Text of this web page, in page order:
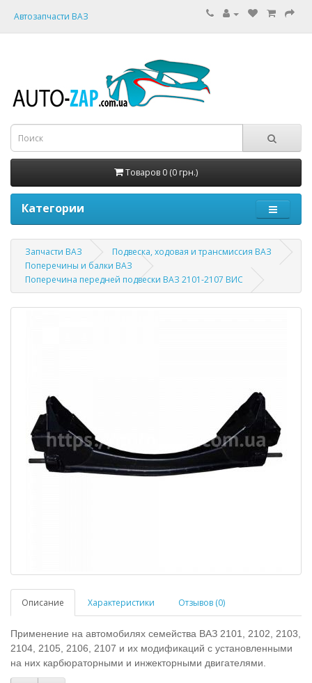
Автозапчасти ВАЗ
Товаров 0 (0 грн.)
Категории
Запчасти ВАЗ
Подвеска, ходовая и трансмиссия ВАЗ
Поперечины и балки ВАЗ
Поперечина передней подвески ВАЗ 2101-2107 ВИС
Описание Характеристики Отзывов (0)
Применение на автомобилях семейства ВАЗ 2101, 2102, 2103,
2104, 2105, 2106, 2107 и их модификаций с установленными
на них карбюраторными и инжекторными двигателями.